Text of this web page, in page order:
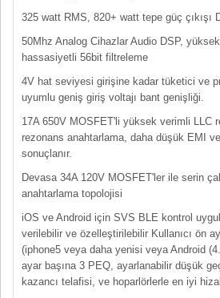
325 watt RMS, 820+ watt tepe güç çıkışı D
50Mhz Analog Cihazlar Audio DSP,
hassasiyetli 56bit filtreleme
4V hat seviyesi girişine kadar tüketici ve
uyumlu geniş giriş voltajı bant genişliği.
17A 650V MOSFET'li yüksek verimli LLC
rezonans anahtarlama, daha düşük EMI
sonuçlanır.
Devasa 34A 120V MOSFET'ler ile serin
anahtarlama topolojisi
iOS ve Android için SVS BLE kontrol
verilebilir ve özelleştirilebilir Kullanıcı ön
(iphone5 veya daha yenisi veya Android
ayar başına 3 PEQ, ayarlanabilir düşük
kazancı telafisi, ve hoparlörlerle en iyi